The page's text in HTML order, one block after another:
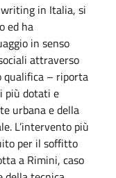
writing in Italia, si
ed ha
in senso
attraverso
qualifica – riporta
più dotati e
urbana e della
L’intervento più
per il soffitto
a Rimini, caso